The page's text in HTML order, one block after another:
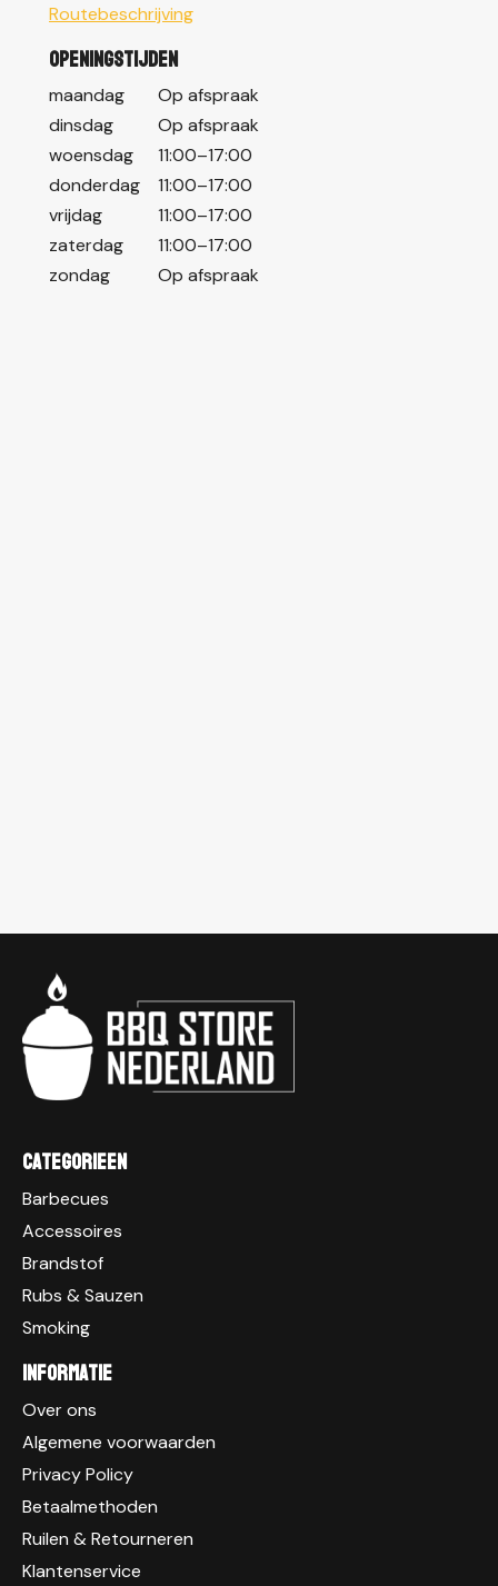
Routebeschrijving
Openingstijden
maandag
Op afspraak
dinsdag
Op afspraak
woensdag
11:00–17:00
donderdag
11:00–17:00
vrijdag
11:00–17:00
zaterdag
11:00–17:00
zondag
Op afspraak
Categorieen
Barbecues
Accessoires
Brandstof
Rubs & Sauzen
Smoking
Informatie
Over ons
Algemene voorwaarden
Privacy Policy
Betaalmethoden
Ruilen & Retourneren
Klantenservice